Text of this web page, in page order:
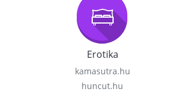
Erotika
kamasutra.hu
huncut.hu